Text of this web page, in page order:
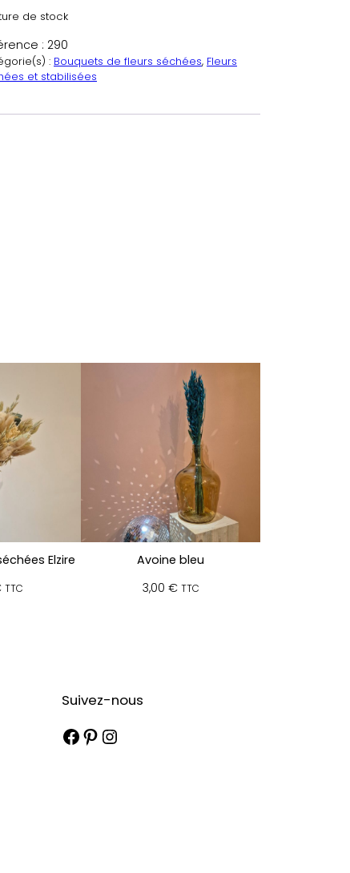
de stock
: 290
: Bouquets de fleurs séchées, Fleurs
et stabilisées
Elzire
TTC
Avoine bleu
3,00 € TTC
Suivez-nous
Facebook Pinterest Instagram